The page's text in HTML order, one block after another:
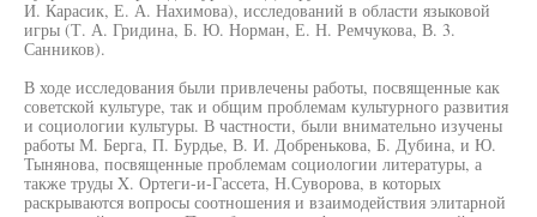
И. Карасик, Е. А. Нахимова), исследований в области языковой
игры (Т. А. Гридина, Б. Ю. Норман, Е. Н. Ремчукова, В. 3.
Санников).
В ходе исследования были привлечены работы, посвященные как
советской культуре, так и общим проблемам культурного развития
и социологии культуры. В частности, были внимательно изучены
работы М. Берга, П. Бурдье, В. И. Добренькова, Б. Дубина, и Ю.
Тынянова, посвященные проблемам социологии литературы, а
также труды X. Ортеги-и-Гассета, Н.Суворова, в которых
раскрываются вопросы соотношения и взаимодействия элитарной